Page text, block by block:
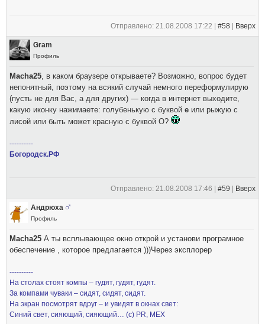
Отправлено: 21.08.2008 17:22 | #58 Вверх
Gram
Профиль
Macha25, в каком браузере открываете? Возможно, вопрос будет
непонятный, поэтому на всякий случай немного переформулирую
(пусть не для Вас, а для других) — когда в интернет выходите,
какую иконку нажимаете: голубенькую с буквой e или рыжую с
лисой или быть может красную с буквой O?
----------
Богородск.РФ
Отправлено: 21.08.2008 17:46 | #59 Вверх
Андрюха
Профиль
Macha25 А ты всплывающее окно открой и установи програмное
обеспечение , которое предлагается )))Через эксплорер
----------
На столах стоят компы – гудят, гудят, гудят.
За компами чуваки – сидят, сидят, сидят.
На экран посмотрят вдруг – и увидят в окнах свет:
Синий свет, сияющий, сияющий… (с) PR, MEX